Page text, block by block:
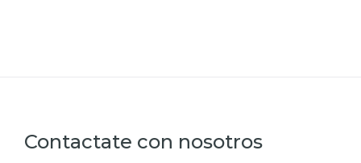
Contactate con nosotros